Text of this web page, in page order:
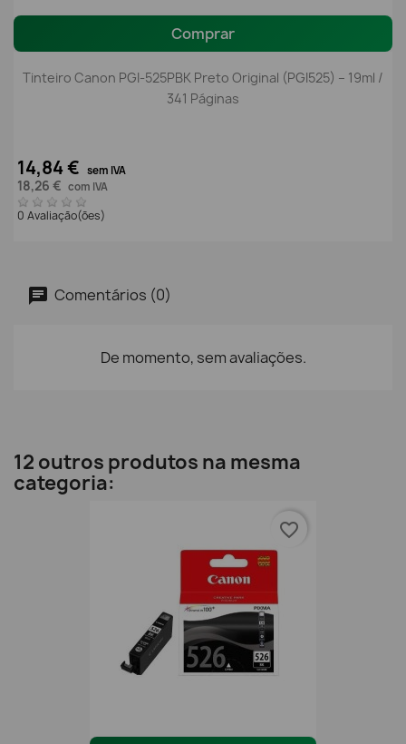
Comprar
Tinteiro Canon PGI-525PBK Preto Original (PGI525) – 19ml /
341 Páginas
14,84 € sem IVA
18,26 € com IVA
0 Avaliação(ões)
Comentários (0)
De momento, sem avaliações.
12 outros produtos na mesma
categoria:
favorite_border